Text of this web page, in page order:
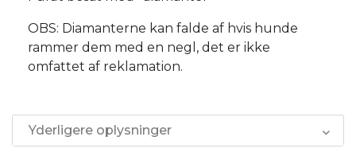
OBS: Diamanterne kan falde af hvis hunde
rammer dem med en negl, det er ikke
omfattet af reklamation.
Yderligere oplysninger